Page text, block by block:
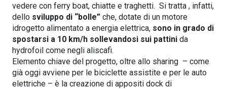
vedere con ferry boat, chiatte e traghetti. Si tratta , infatti,
dello sviluppo di “bolle” che, dotate di un motore
idrogetto alimentato a energia elettrica, sono in grado di
spostarsi a 10 km/h sollevandosi sui pattini da
hydrofoil come negli aliscafi.
Elemento chiave del progetto, oltre allo sharing – come
già oggi avviene per le biciclette assistite e per le auto
elettriche – è la creazione di appositi dock di